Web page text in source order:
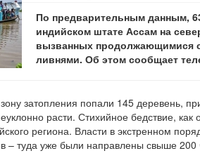
По предварительным данным,
индийском штате Ассам на
вызванных продолжающимися
ливнями. Об этом сообщает
затопления попали 145 деревень,
расти. Стихийное бедствие,
региона. Власти в экстренном
– туда уже были направлены свыше 200